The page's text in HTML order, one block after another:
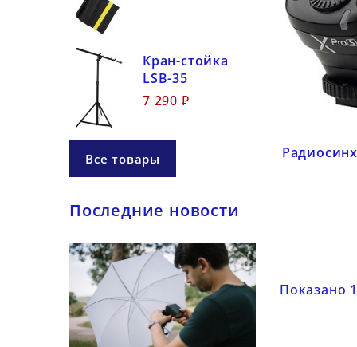
Кран-стойка
LSB-35
7 290 ₽
Все товары
Последние новости
Показано